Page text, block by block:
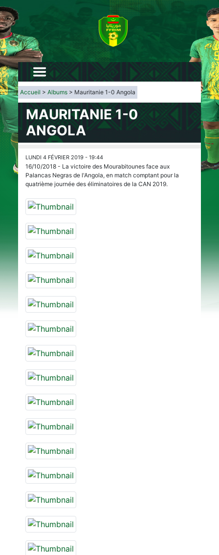
Accueil >Albums > Mauritanie 1-0 Angola
MAURITANIE 1-0
ANGOLA
LUNDI 4 FÉVRIER 2019 - 19:44
16/10/2018 - La victoire des Mourabitounes face aux
Palancas Negras de l'Angola, en match comptant pour la
quatrième journée des éliminatoires de la CAN 2019.